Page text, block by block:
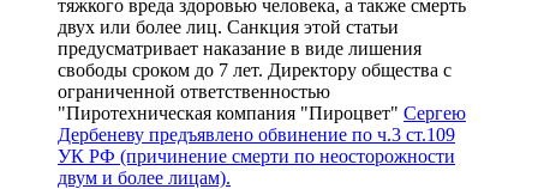
тяжкого вреда здоровью человека, а также смерть
двух или более лиц. Санкция этой статьи
предусматривает наказание в виде лишения
свободы сроком до 7 лет. Директору общества с
ограниченной ответственностью
"Пиротехническая компания "Пироцвет" Сергею
Дербеневу предъявлено обвинение по ч.3 ст.109
УК РФ (причинение смерти по неосторожности
двум и более лицам).